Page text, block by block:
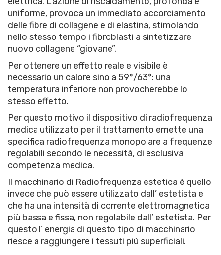
uniforme, provoca un immediato accorciamento
delle fibre di collagene e di elastina, stimolando
nello stesso tempo i fibroblasti a sintetizzare
nuovo collagene “giovane”.
Per ottenere un effetto reale e visibile è
necessario un calore sino a 59°/63°: una
temperatura inferiore non provocherebbe lo
stesso effetto.
Per questo motivo il dispositivo di radiofrequenza
medica utilizzato per il trattamento emette una
specifica radiofrequenza monopolare a frequenze
regolabili secondo le necessità, di esclusiva
competenza medica.
Il macchinario di Radiofrequenza estetica è quello
invece che può essere utilizzato dall’ estetista e
che ha una intensità di corrente elettromagnetica
più bassa e fissa, non regolabile dall’ estetista. Per
questo l’ energia di questo tipo di macchinario
riesce a raggiungere i tessuti più superficiali.